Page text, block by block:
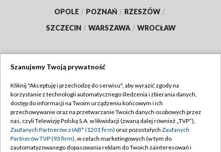
OPOLE / POZNAŃ / RZESZÓW /
SZCZECIN / WARSZAWA / WROCŁAW
TVP
Abonament TVP
Emisja w TVP
Centrum informacji TVP
Regulamin TVP
Polityka prywatności
Moje zgody
Szanujemy Twoją prywatność
Kliknij "Akceptuję i przechodzę do serwisu", aby wyrazić zgody na
korzystanie z technologii automatycznego śledzenia i zbierania danych,
dostęp do informacji na Twoim urządzeniu końcowym i ich
przechowywanie oraz na przetwarzanie Twoich danych osobowych przez
nas, czyli Telewizję Polską S.A. w likwidacji (zwaną dalej również „TVP”),
Zaufanych Partnerów z IAB* (1201 firm) oraz pozostałych Zaufanych
Partnerów TVP (93 firm), w celach marketingowych (w tym do
zautomatyzowanego dopasowania reklam do Twoich zainteresowań i